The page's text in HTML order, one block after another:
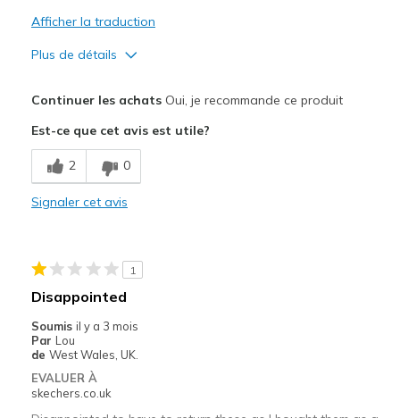
Afficher la traduction
Plus de détails
Breathe Well
Comfortable
Les meilleures utilisations
Going Out
Travel
Continuer les achatsOui, je recommande ce produit
Est-ce que cet avis est utile?
2 0
Signaler cet avis
1
Disappointed
Soumis il y a 3 mois
Par Lou
de West Wales, UK.
EVALUER À
skechers.co.uk